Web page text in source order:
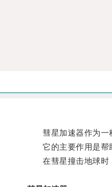
彗星加速器作为一种
它的主要作用是帮助
在彗星撞击地球时，